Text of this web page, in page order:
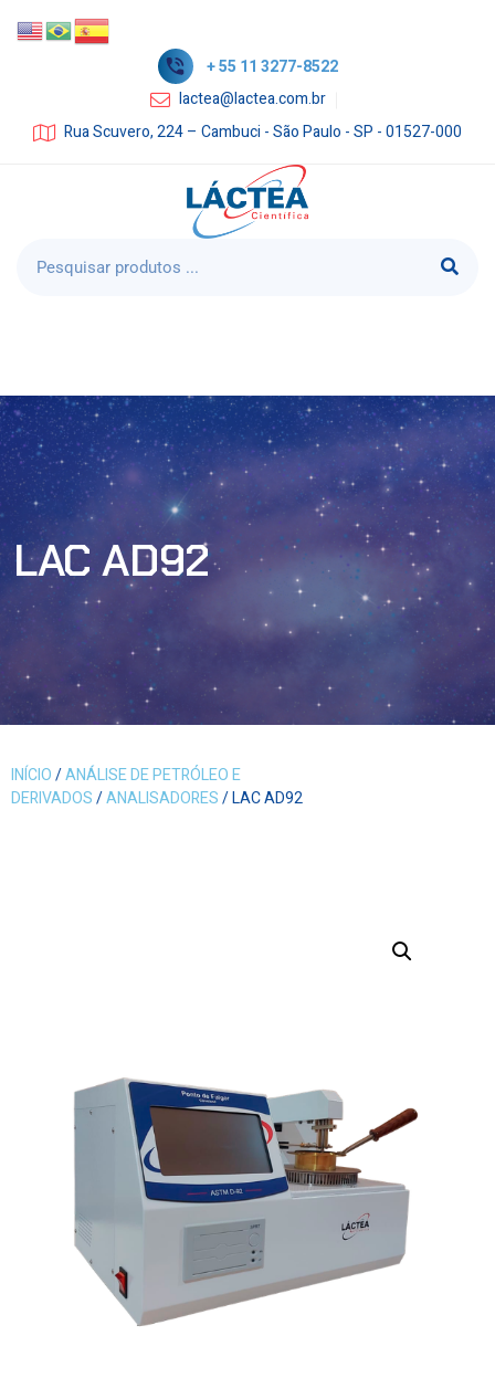
+ 55 11 3277-8522
lactea@lactea.com.br
Rua Scuvero, 224 – Cambuci - São Paulo - SP - 01527-000
LAC AD92
INÍCIO/ANÁLISE DE PETRÓLEO E
DERIVADOS/ANALISADORES/ LAC AD92